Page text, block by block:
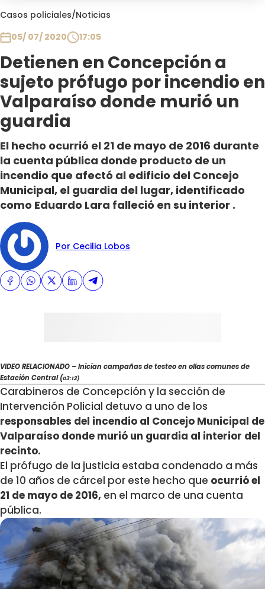
Casos policiales/Noticias
05/ 07/ 2020
17:05
Detienen en Concepción a
sujeto prófugo por incendio en
Valparaíso donde murió un
guardia
El hecho ocurrió el 21 de mayo de 2016 durante
la cuenta pública donde producto de un
incendio que afectó al edificio del Concejo
Municipal, el guardia del lugar, identificado
como Eduardo Lara falleció en su interior .
Por Cecilia Lobos
VIDEO RELACIONADO – Inician campañas de testeo en ollas comunes de
Estación Central (03:12)
Carabineros de Concepción y la sección de
Intervención Policial detuvo a uno de los
responsables del incendio al Concejo Municipal de
Valparaíso donde murió un guardia al interior del
recinto.
El prófugo de la justicia estaba condenado a más
de 10 años de cárcel por este hecho que ocurrió el
21 de mayo de 2016, en el marco de una cuenta
pública.
Club De La Comedia
Plan Perfecto
El Tiempo
Sabingo
Todos Los Programas